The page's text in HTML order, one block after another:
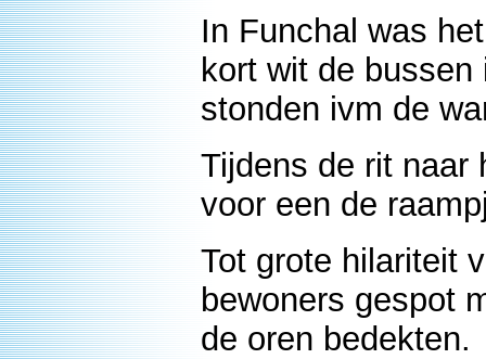
In Funchal was
kort wit de
stonden ivm de
Tijdens de rit naar
voor een de
Tot grote hilariteit
bewoners gespot
de oren bedekten.